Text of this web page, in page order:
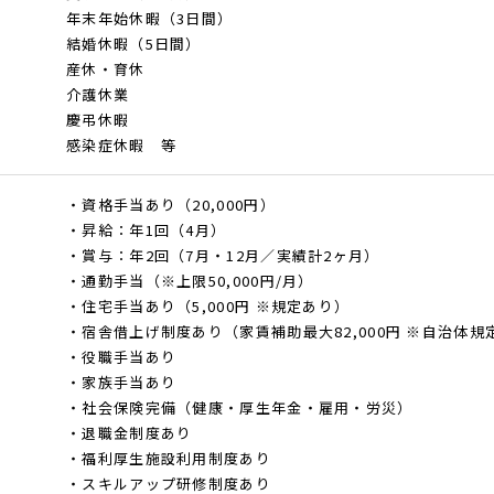
年末年始休暇（3日間）
結婚休暇（5日間）
産休・育休
介護休業
慶弔休暇
感染症休暇 等
・資格手当あり（20,000円）
・昇給：年1回（4月）
・賞与：年2回（7月・12月／実績計2ヶ月）
・通勤手当（※上限50,000円/月）
・住宅手当あり（5,000円 ※規定あり）
・宿舎借上げ制度あり（家賃補助最大82,000円 ※自治体規
・役職手当あり
・家族手当あり
・社会保険完備（健康・厚生年金・雇用・労災）
・退職金制度あり
・福利厚生施設利用制度あり
・スキルアップ研修制度あり